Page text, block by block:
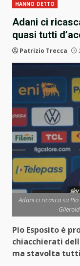
HANNO DETTO
Adani ci
quasi tutti
Patrizio Trecca
Adani ci ricasca su
Pio Esposito è
chiacchierati
ma stavolta tutti